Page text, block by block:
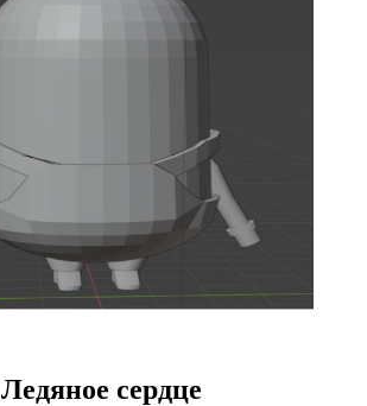
Ледяное сердце